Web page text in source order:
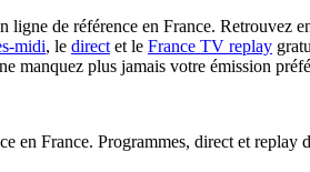
ligne de référence en France. Retrouvez
midi, le direct et le France TV replay
manquez plus jamais votre émission
en France. Programmes, direct et replay